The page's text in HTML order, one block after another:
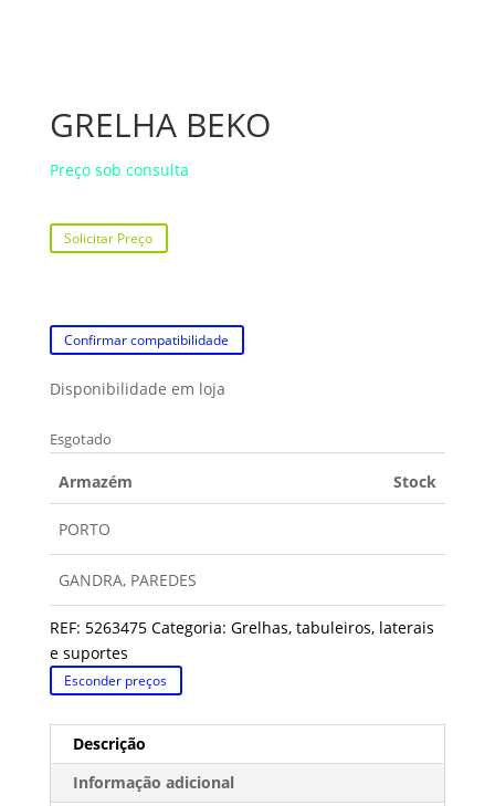
GRELHA BEKO
Preço sob consulta
Solicitar Preço
Confirmar compatibilidade
Disponibilidade em loja
Esgotado
Armazém Stock
PORTO
GANDRA, PAREDES
REF: 5263475 Categoria: Grelhas, tabuleiros, laterais
e suportes
Esconder preços
Descrição
Informação adicional